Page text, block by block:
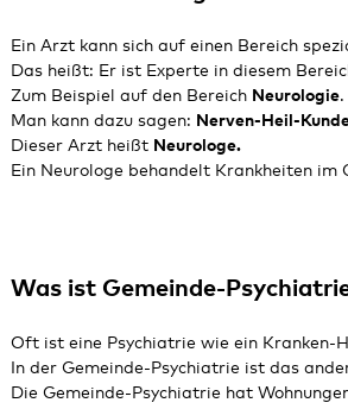
Ein Arzt kann sich auf einen Bereich
Das heißt: Er ist Experte in diesem
Zum Beispiel auf den Bereich Neurologie.
Man kann dazu sagen:
Dieser Arzt heißt Neurologe.
Ein Neurologe behandelt Krankheiten im
Was ist Gemeinde-
Oft ist eine Psychiatrie wie ein
In der Gemeinde‑Psychiatrie ist das
Die Gemeinde‑Psychiatrie hat